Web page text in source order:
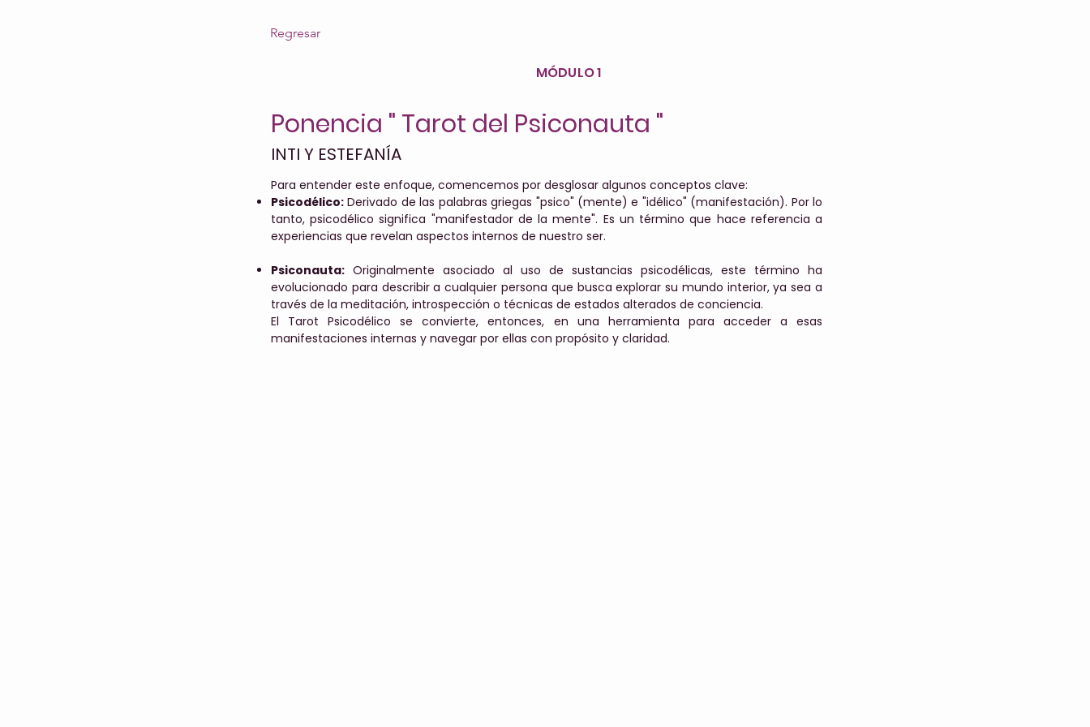
Regresar
MÓDULO 1
Ponencia " Tarot del Psiconauta "
INTI Y ESTEFANÍA
Para entender este enfoque, comencemos por desglosar algunos conceptos clave:
Psicodélico: Derivado de las palabras griegas "psico" (mente) e "idélico" (manifestación). Por lo
tanto, psicodélico significa "manifestador de la mente". Es un término que hace referencia a
experiencias que revelan aspectos internos de nuestro ser.
Psiconauta: Originalmente asociado al uso de sustancias psicodélicas, este término ha
evolucionado para describir a cualquier persona que busca explorar su mundo interior, ya sea a
través de la meditación, introspección o técnicas de estados alterados de conciencia.
El Tarot Psicodélico se convierte, entonces, en una herramienta para acceder a esas
manifestaciones internas y navegar por ellas con propósito y claridad.